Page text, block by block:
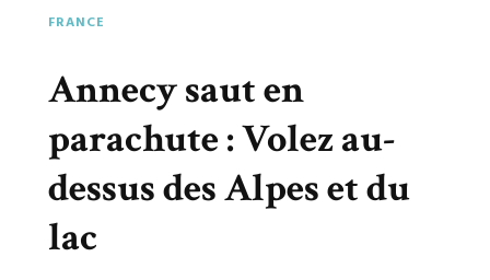
FRANCE
Annecy saut en
parachute : Volez au-
dessus des Alpes et du
lac